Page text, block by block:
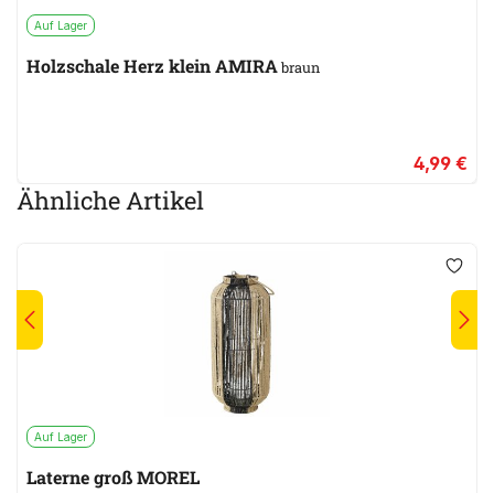
Auf Lager
Holzschale Herz klein AMIRAbraun
4,99 €
Ähnliche Artikel
Auf Lager
Laterne groß MOREL